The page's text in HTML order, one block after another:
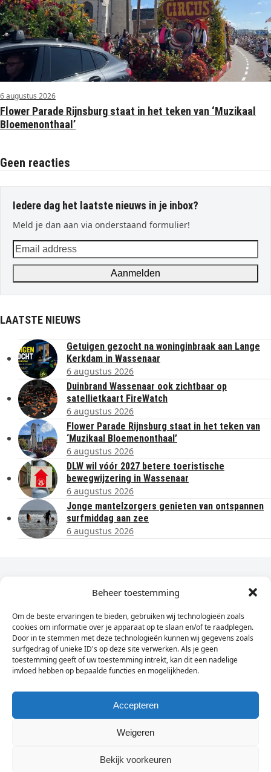
Beheer toestemming
Om de beste ervaringen te bieden, gebruiken wij technologieën zoals
cookies om informatie over je apparaat op te slaan en/of te raadplegen.
Door in te stemmen met deze technologieën kunnen wij gegevens zoals
surfgedrag of unieke ID's op deze site verwerken. Als je geen
toestemming geeft of uw toestemming intrekt, kan dit een nadelige
invloed hebben op bepaalde functies en mogelijkheden.
Accepteren
Weigeren
Bekijk voorkeuren
6 augustus 2026
Flower Parade Rijnsburg staat in het teken van ‘Muzikaal
Bloemenonthaal’
Geen reacties
Iedere dag het laatste nieuws in je inbox?
Meld je dan aan via onderstaand formulier!
Email
address
Aanmelden
LAATSTE NIEUWS
Getuigen gezocht na woninginbraak aan Lange
Kerkdam in Wassenaar
6 augustus 2026
Duinbrand Wassenaar ook zichtbaar op
satellietkaart FireWatch
6 augustus 2026
Flower Parade Rijnsburg staat in het teken van
‘Muzikaal Bloemenonthaal’
6 augustus 2026
DLW wil vóór 2027 betere toeristische
bewegwijzering in Wassenaar
6 augustus 2026
Jonge mantelzorgers genieten van ontspannen
surfmiddag aan zee
6 augustus 2026
Dagelijks het laatste nieuws in je e-mail?
Vul
hier
je
e-
mailadres
in
Sign Up